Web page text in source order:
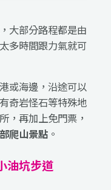
，大部分路程都是由
多時間跟力氣就可
或海邊，沿途可以
奇岩怪石等特殊地
，再加上免門票，
爬山景點 。
油坑步道